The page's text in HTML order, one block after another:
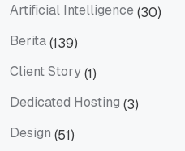
Artificial Intelligence (30)
Berita(139)
Client Story(1)
Dedicated Hosting (3)
Design (51)